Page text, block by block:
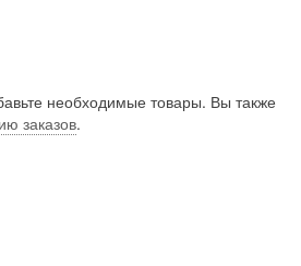
необходимые товары. Вы также
заказов.